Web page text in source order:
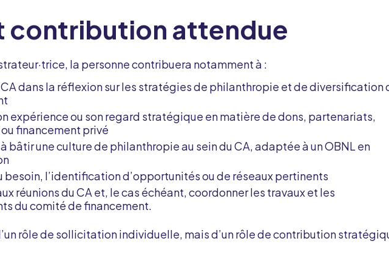
contribution attendue
la personne contribuera notamment à :
dans la réflexion sur les stratégies de philanthropie et de diversification
expérience ou son regard stratégique en matière de dons, partenariats,
financement privé
bâtir une culture de philanthropie au sein du CA, adaptée à un OBNL en
besoin, l’identification d’opportunités ou de réseaux pertinents
réunions du CA et, le cas échéant, coordonner les travaux et les
du comité de financement.
rôle de sollicitation individuelle, mais d’un rôle de contribution